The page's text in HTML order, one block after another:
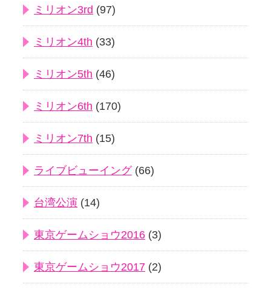
ミリオン3rd (97)
ミリオン4th (33)
ミリオン5th (46)
ミリオン6th (170)
ミリオン7th (15)
ライブビューイング(66)
台湾公演 (14)
東京ゲームショウ2016 (3)
東京ゲームショウ2017 (2)